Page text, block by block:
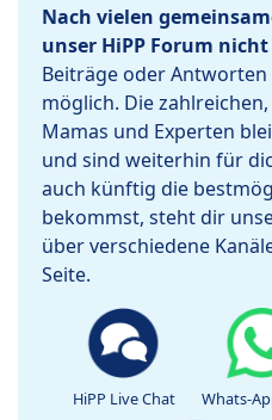
Nach vielen
unser HiPP Forum
Beiträge oder
möglich. Die
Mamas und Experten
und sind weiterhin für
auch künftig die
bekommst, steht dir
über verschiedene
Seite.
HiPP Live Chat Whats-